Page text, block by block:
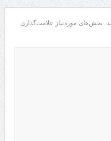
بخش‌های موردنیاز علامت‌گذاری